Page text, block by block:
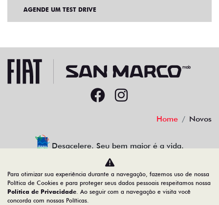
AGENDE UM TEST DRIVE
Home Novos
Desacelere. Seu bem maior é a vida.
22.204.101/0001-17
Para otimizar sua experiência durante a navegação, fazemos uso de nossa
Política de Cookies e para proteger seus dados pessoais respeitamos nossa
Política de Privacidade. Ao seguir com a navegação e visita você
concorda com nossas Políticas.